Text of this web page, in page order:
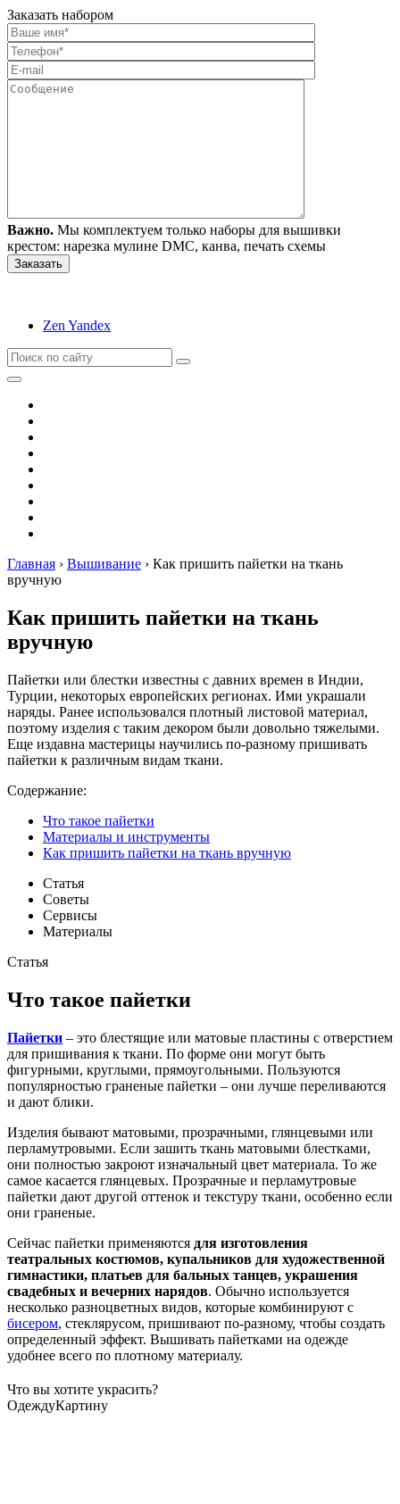
Заказать набором
Важно. Мы комплектуем только наборы для вышивки
крестом: нарезка мулине DMC, канва, печать схемы
Zen Yandex
Главная › Вышивание › Как пришить пайетки на ткань
вручную
Как пришить пайетки на ткань
вручную
Пайетки или блестки известны с давних времен в Индии,
Турции, некоторых европейских регионах. Ими украшали
наряды. Ранее использовался плотный листовой материал,
поэтому изделия с таким декором были довольно тяжелыми.
Еще издавна мастерицы научились по-разному пришивать
пайетки к различным видам ткани.
Содержание:
Что такое пайетки
Материалы и инструменты
Как пришить пайетки на ткань вручную
Статья
Советы
Сервисы
Материалы
Статья
Что такое пайетки
Пайетки – это блестящие или матовые пластины с отверстием
для пришивания к ткани. По форме они могут быть
фигурными, круглыми, прямоугольными. Пользуются
популярностью граненые пайетки – они лучше переливаются
и дают блики.
Изделия бывают матовыми, прозрачными, глянцевыми или
перламутровыми. Если зашить ткань матовыми блестками,
они полностью закроют изначальный цвет материала. То же
самое касается глянцевых. Прозрачные и перламутровые
пайетки дают другой оттенок и текстуру ткани, особенно если
они граненые.
Сейчас пайетки применяются для изготовления
театральных костюмов, купальников для художественной
гимнастики, платьев для бальных танцев, украшения
свадебных и вечерних нарядов. Обычно используется
несколько разноцветных видов, которые комбинируют с
бисером, стеклярусом, пришивают по-разному, чтобы создать
определенный эффект. Вышивать пайетками на одежде
удобнее всего по плотному материалу.
Что вы хотите украсить?
ОдеждуКартину